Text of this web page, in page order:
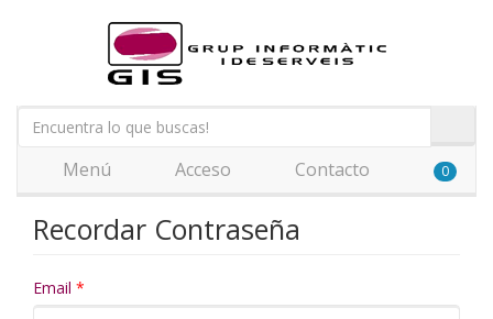
Menú Acceso Contacto 0
Recordar Contraseña
Email *